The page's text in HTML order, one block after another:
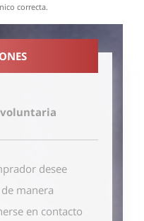
correcta.
desee
manera
en contacto